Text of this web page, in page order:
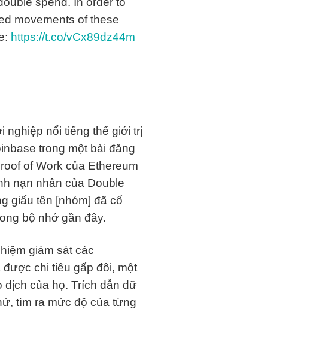
movements of these
https://t.co/vCx89dz44m
nghiệp nổi tiếng thế giới trị
trong một bài đăng
of Work của Ethereum
nạn nhân của Double
giấu tên [nhóm] đã cố
bộ nhớ gần đây.
giám sát các
chi tiêu gấp đôi, một
dịch của họ. Trích dẫn dữ
tìm ra mức độ của từng